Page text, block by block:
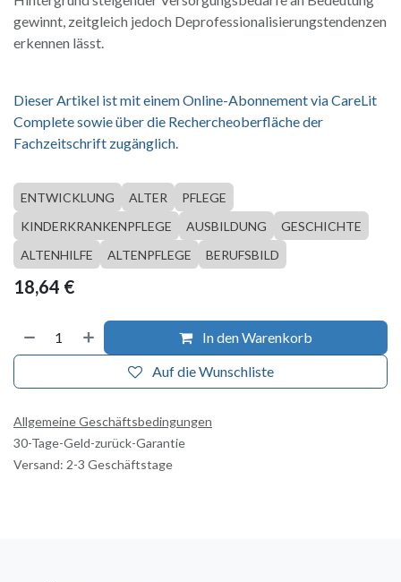
gewinnt, zeitgleich jedoch Deprofessionalisierungstendenzen
erkennen lässt.
Dieser Artikel ist mit einem Online-Abonnement via CareLit
Complete sowie über die Rechercheoberfläche der
Fachzeitschrift zugänglich.
ENTWICKLUNG ALTER
PFLEGE
KINDERKRANKENPFLEGE
AUSBILDUNG
GESCHICHTE
ALTENHILFE
ALTENPFLEGE BERUFSBILD
18,64 €
In den Warenkorb
Auf die Wunschliste
Allgemeine Geschäftsbedingungen
30-Tage-Geld-zurück-Garantie
Versand: 2-3 Geschäftstage